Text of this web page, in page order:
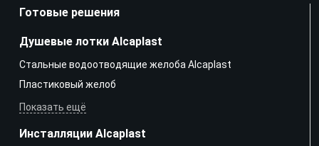
Готовые решения
Душевые лотки Alcaplast
Стальные водоотводящие желоба Alcaplast
Пластиковый желоб
Показать ещё
Инсталляции Alcaplast